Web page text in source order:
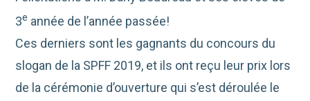
3e année de l’année passée!
Ces derniers sont les gagnants du concours du
slogan de la SPFF 2019, et ils ont reçu leur prix lors
de la cérémonie d’ouverture qui s’est déroulée le